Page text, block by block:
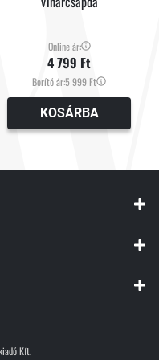
Online ár:
4 799 Ft
Borító ár:5 999 Ft
KOSÁRBA
Kft.